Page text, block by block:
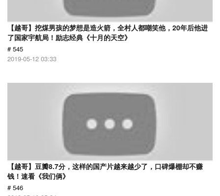
【越哥】挖煤男孩的梦想是造火箭，全村人都嘲笑他，20年后他进
了国家宇航局！励志经典《十月的天空》
# 545
2019-05-12 03:33
【越哥】豆瓣8.7分，这样的国产片越来越少了，口碑爆棚却不赚
钱！速看《我们俩》
# 546